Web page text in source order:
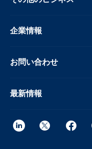
企業情報
お問い合わせ
最新情報